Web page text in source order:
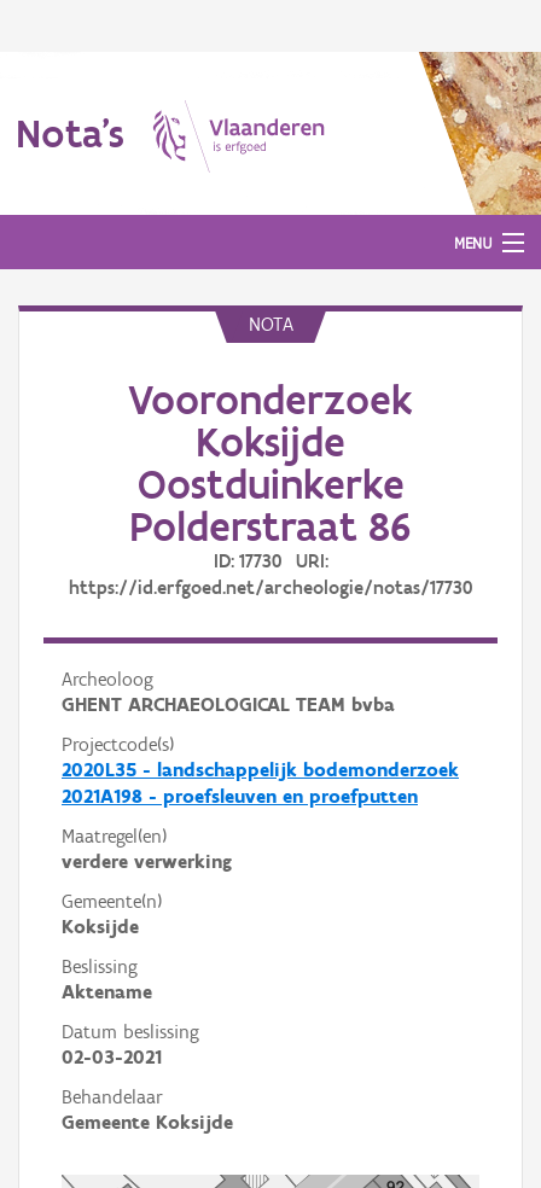
Nota's
MENU
NOTA
Vooronderzoek
Koksijde
Oostduinkerke
Polderstraat 86
ID: 17730 URI:
https://id.erfgoed.net/archeologie/notas/17730
Archeoloog
GHENT ARCHAEOLOGICAL TEAM bvba
Projectcode(s)
2020L35 - landschappelijk bodemonderzoek
2021A198 - proefsleuven en proefputten
Maatregel(en)
verdere verwerking
Gemeente(n)
Koksijde
Beslissing
Aktename
Datum beslissing
02-03-2021
Behandelaar
Gemeente Koksijde